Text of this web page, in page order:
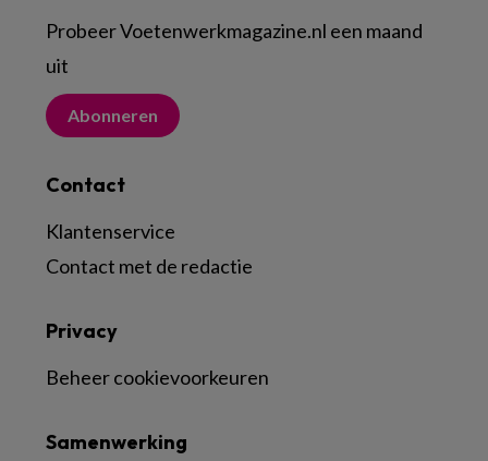
Probeer Voetenwerkmagazine.nl een maand
uit
Abonneren
Contact
Klantenservice
Contact met de redactie
Samenwerking
Privacy
Beheer cookievoorkeuren